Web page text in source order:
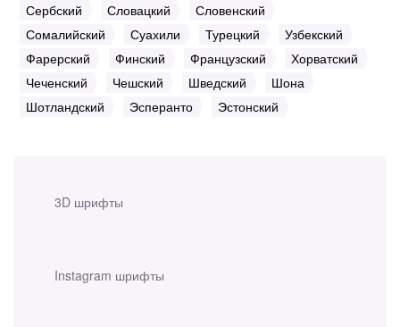
3D шрифты
Instagram шрифты
Сербский
Словацкий
Словенский
Сомалийский
Суахили Турецкий
Узбекский
Фарерский
Финский Французский
Хорватский
Чеченский
Чешский Шведский
Шона
Шотландский
Эсперанто Эстонский